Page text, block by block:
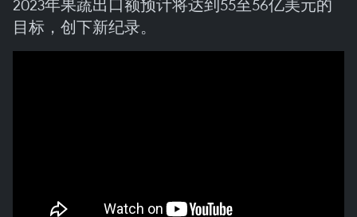
2023年果蔬出口额预计将达到55至56亿美元的
目标，创下新纪录。